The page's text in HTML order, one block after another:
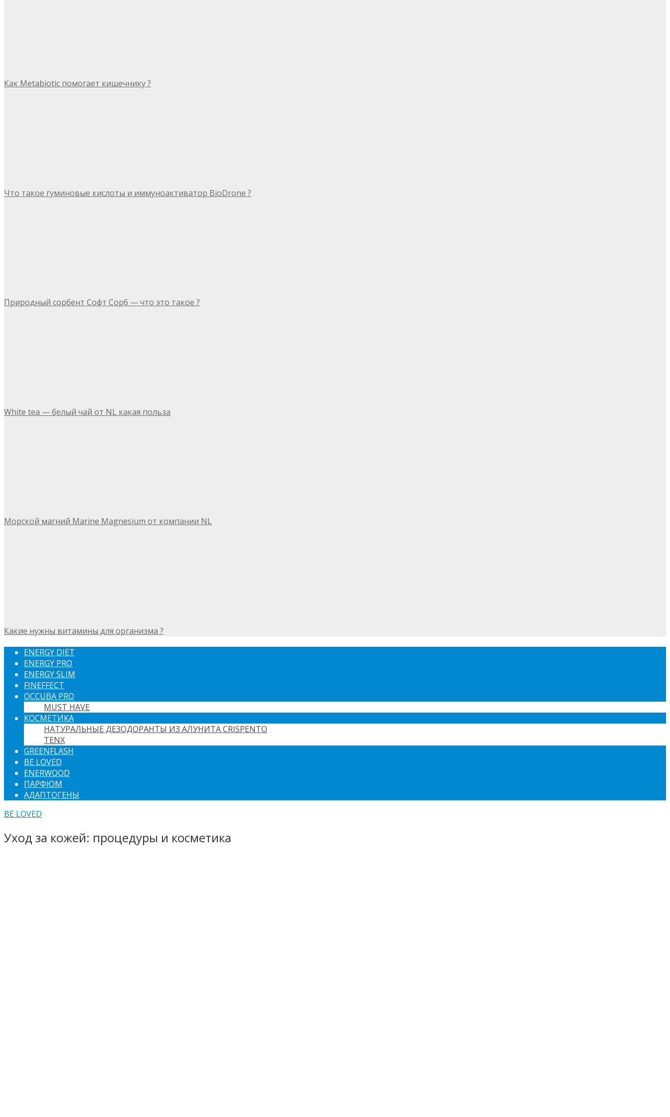
Как Metabiotic помогает кишечнику ?
Что такое гуминовые кислоты и иммуноактиватор BioDrone ?
Природный сорбент Софт Сорб — что это такое ?
White tea — белый чай от NL какая польза
Морской магний Marine Magnesium от компании NL
Какие нужны витамины для организма ?
ENERGY DIET
ENERGY PRO
ENERGY SLIM
FINEFFECT
OCCUBA PRO
MUST HAVE
КОСМЕТИКА
НАТУРАЛЬНЫЕ ДЕЗОДОРАНТЫ ИЗ АЛУНИТА CRISPENTO
TENX
GREENFLASH
BE LOVED
ENERWOOD
ПАРФЮМ
АДАПТОГЕНЫ
BE LOVED
Уход за кожей: процедуры и косметика